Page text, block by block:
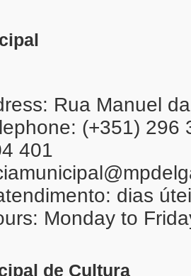
Rua Manuel
(+351) 296
401
dias
Monday to
de Cultura